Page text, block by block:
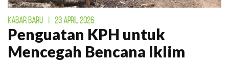
KABAR BARU | 23 APRIL 2026
Penguatan KPH untuk
Mencegah Bencana Iklim